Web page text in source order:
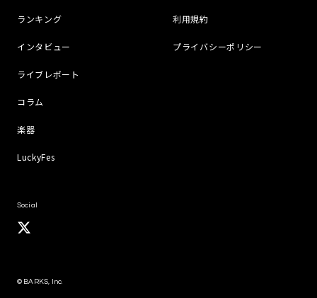
ランキング
インタビュー
ライブレポート
コラム
楽器
LuckyFes
利用規約
プライバシーポリシー
Social
© BARKS, Inc.